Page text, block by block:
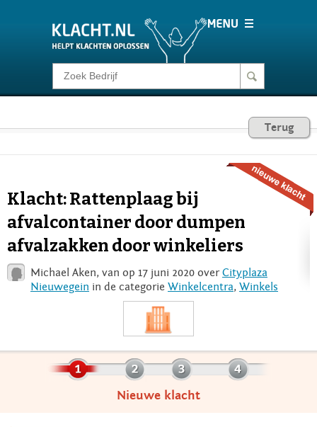
Klacht melden
Consumentenrecht
Voor Bedrijven
Terug
Klacht: Rattenplaag bij
afvalcontainer door dumpen
afvalzakken door winkeliers
Michael Aken, van op 17 juni 2020 overCityplaza
Nieuwegein in de categorie Winkelcentra, Winkels
Nieuwe klacht